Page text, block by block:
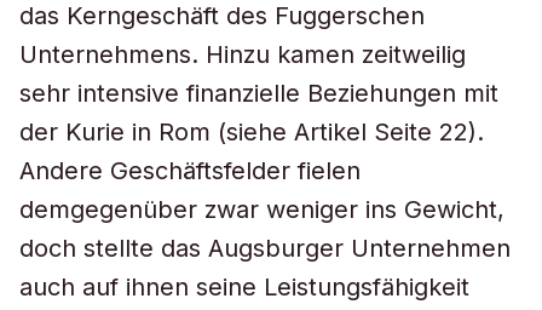
das Kerngeschäft des Fuggerschen
Unternehmens. Hinzu kamen zeitweilig
sehr intensive finanzielle Beziehungen mit
der Kurie in Rom (siehe Artikel Seite 22).
Andere Geschäftsfelder fielen
demgegenüber zwar weniger ins Gewicht,
doch stellte das Augsburger Unternehmen
auch auf ihnen seine Leistungsfähigkeit